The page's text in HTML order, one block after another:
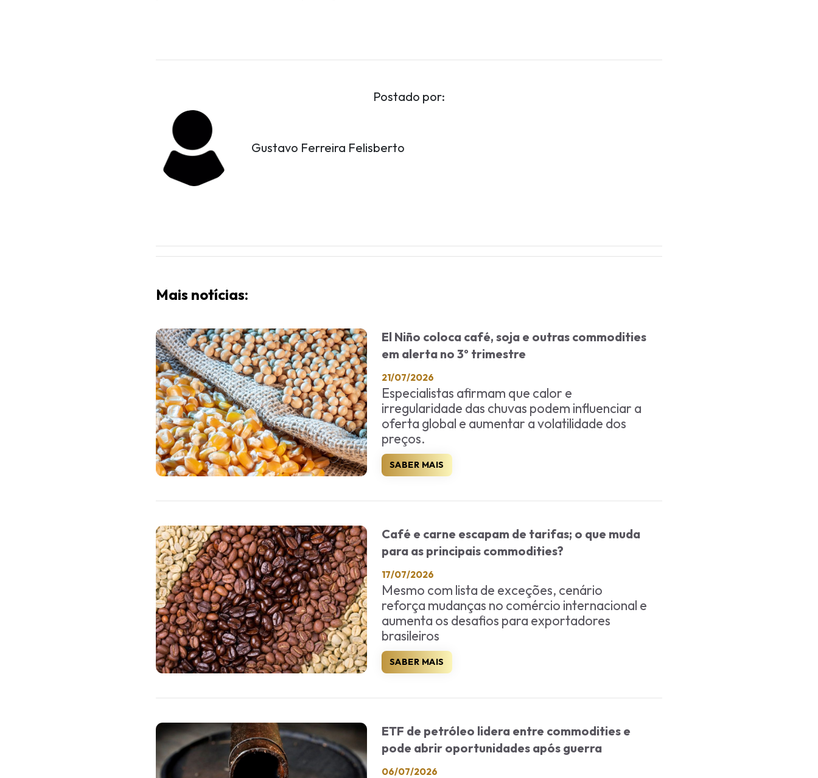
Postado por:
Gustavo Ferreira Felisberto
Mais notícias:
El Niño coloca café, soja e outras commodities
em alerta no 3º trimestre
21/07/2026
Especialistas afirmam que calor e
irregularidade das chuvas podem influenciar a
oferta global e aumentar a volatilidade dos
preços.
SABER MAIS
Café e carne escapam de tarifas; o que muda
para as principais commodities?
17/07/2026
Mesmo com lista de exceções, cenário
reforça mudanças no comércio internacional e
aumenta os desafios para exportadores
brasileiros
SABER MAIS
ETF de petróleo lidera entre commodities e
pode abrir oportunidades após guerra
06/07/2026